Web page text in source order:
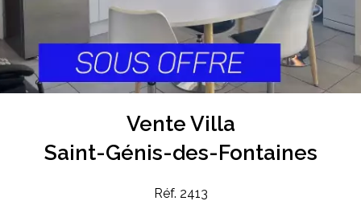
Vente Villa
Saint-Génis-des-Fontaines
Réf. 2413